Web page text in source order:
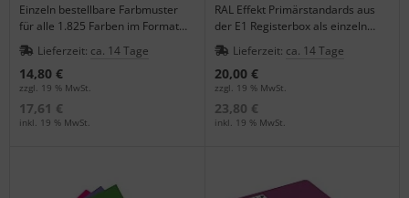
Einzeln bestellbare Farbmuster
für alle 1.825 Farben im Format
21,0 x 29,7 cm für die großflächige
Farbabmusterung.
Lieferzeit: ca. 14 Tage
14,80 €
zzgl. 19 % MwSt.
17,61 €
inkl. 19 % MwSt.
RAL Effekt Primärstandards aus
der E1 Registerbox als einzeln
bestellbare Farbkarte DIN A6.
Lieferzeit: ca. 14 Tage
20,00 €
zzgl. 19 % MwSt.
23,80 €
inkl. 19 % MwSt.